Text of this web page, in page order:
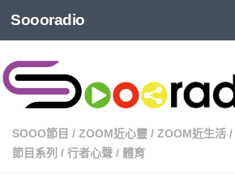
Soooradio
SOOO節目 / ZOOM近心靈 / ZOOM近生活 /
節目系列 / 行者心聲 / 體育